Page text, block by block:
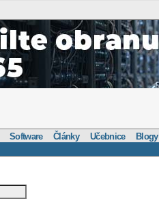
Software Články Učebnice Blogy